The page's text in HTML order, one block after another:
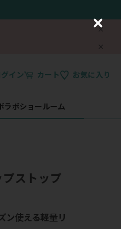
イン カート お気に入り
ラボショールーム
ストップ
ン使える軽量リ
C
o